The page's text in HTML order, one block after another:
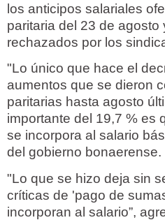
los anticipos salariales
paritaria del 23 de
rechazados por los
"Lo único que hace el
aumentos que se dieron
paritarias hasta agosto
importante del 19,7 % es
se incorpora al salario
del gobierno bonaerense.
"Lo que se hizo deja sin
críticas de 'pago de
incorporan al salario”,